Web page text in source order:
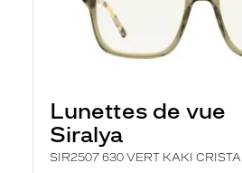
Lunettes de vue
Siralya
SIR2507 630 VERT KAKI CRISTA